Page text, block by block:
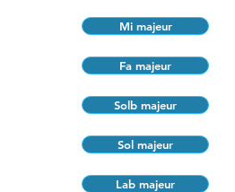
Mi majeur
Fa majeur
Solb majeur
Sol majeur
Lab majeur